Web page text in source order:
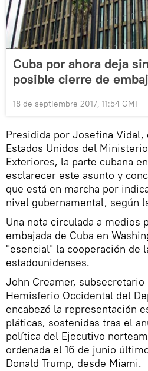
Cuba por ahora deja
posible cierre de
18 de septiembre 2017, 11:54 GMT
Presidida por Josefina
Estados Unidos del
Exteriores, la parte cubana
esclarecer este asunto y
que está en marcha por
nivel gubernamental, según
Una nota circulada a medios
embajada de Cuba en
"esencial" la cooperación de
estadounidenses.
John Creamer,
Hemisferio Occidental del
encabezó la representación
pláticas, sostenidas tras el
política del Ejecutivo
ordenada el 16 de junio
Donald Trump, desde Miami.